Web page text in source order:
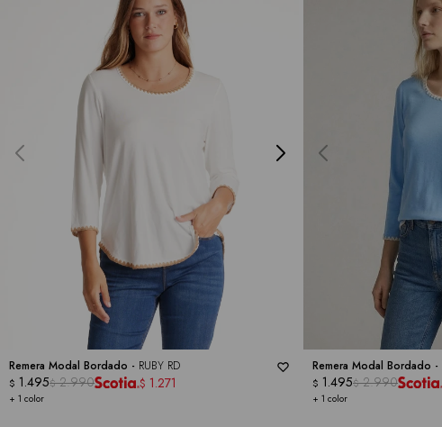
Remera Modal Bordado - RUBY RD
+ 1 color
$ 1.495$ 2.990 $ 1.271
Remera Modal Bordado -
+ 1 color
$ 1.495$ 2.990